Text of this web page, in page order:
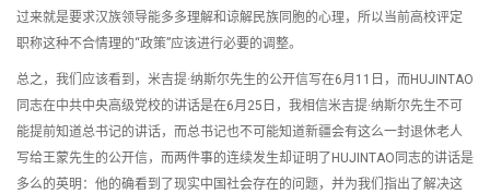
过来就是要求汉族领导能多多理解和谅解民族同胞的心理，所以当前高校评定
职称这种不合情理的“政策”应该进行必要的调整。
总之，我们应该看到，米吉提·纳斯尔先生的公开信写在6月11日，而HUJINTAO
同志在中共中央高级党校的讲话是在6月25日，我相信米吉提·纳斯尔先生不可
能提前知道总书记的讲话，而总书记也不可能知道新疆会有这么一封退休老人
写给王蒙先生的公开信，而两件事的连续发生却证明了HUJINTAO同志的讲话是
多么的英明：他的确看到了现实中国社会存在的问题，并为我们指出了解决这